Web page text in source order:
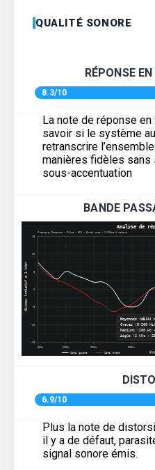
QUALITÉ SONORE
RÉPONSE
8.3/10
La note de réponse
savoir si le système
retranscrire
manières fidèles sans
sous-accentuation
BANDE
6.9/10
Plus la note de
il y a de défaut,
signal sonore émis.